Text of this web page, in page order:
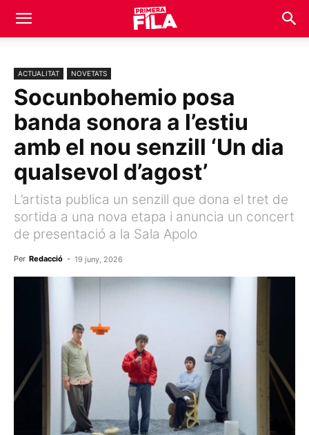
ACTUALITAT NOVETATS
Socunbohemio posa
banda sonora a l’estiu
amb el nou senzill ‘Un dia
qualsevol d’agost’
L’artista publica un senzill que dona el tret de
sortida a una nova etapa i anuncia un concert
de presentació a la Sala Apolo
Per Redacció - 19 juny, 2026